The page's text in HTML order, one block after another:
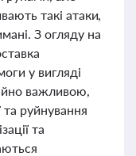
такі атаки,
З огляду на
у вигляді
важливою,
та руйнування
та